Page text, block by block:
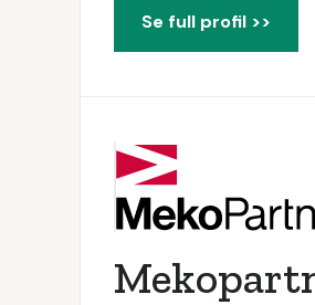
Se full profil >>